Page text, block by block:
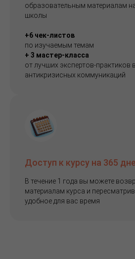
образовательным материалам
школы
+6 чек-листов
по изучаемым темам
+ 3 мастер-класса
от лучших экспертов-практиков
антикризисных коммуникаций
Доступ к курсу на 365
В течение 1 года вы можете
материалам курса и
удобное для вас время